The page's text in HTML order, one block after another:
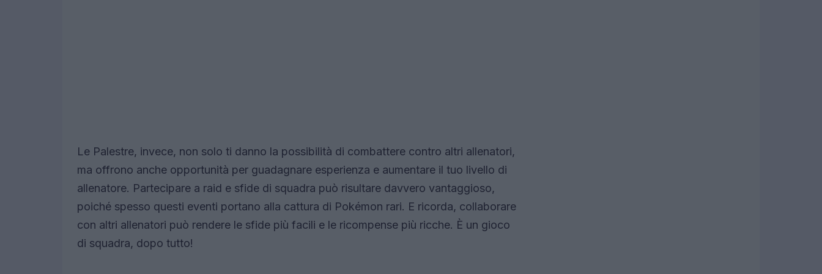
Le Palestre, invece, non solo ti danno la possibilità di combattere contro altri allenatori,
ma offrono anche opportunità per guadagnare esperienza e aumentare il tuo livello di
allenatore. Partecipare a raid e sfide di squadra può risultare davvero vantaggioso,
poiché spesso questi eventi portano alla cattura di Pokémon rari. E ricorda, collaborare
con altri allenatori può rendere le sfide più facili e le ricompense più ricche. È un gioco
di squadra, dopo tutto!